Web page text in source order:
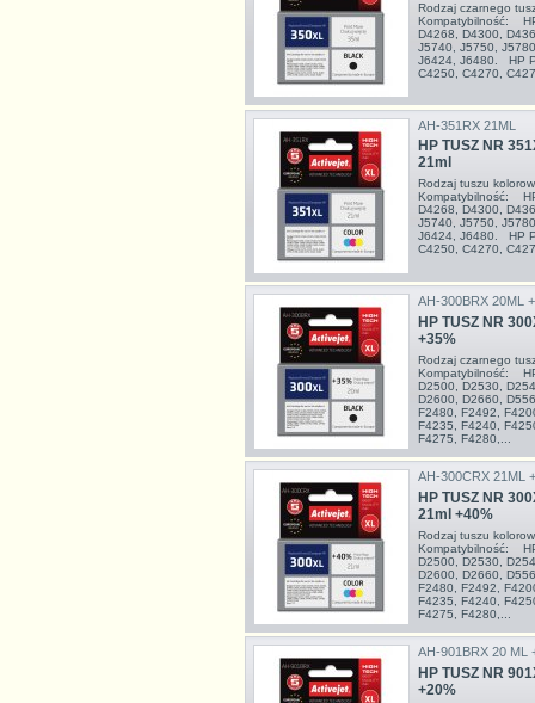
Rodzaj czarnego
Kompatybilność:
D4268, D4300,
J5740, J5750,
J6424, J6480. HP
C4250, C4270,
AH-351RX 21ML
HP TUSZ NR
21ml
Rodzaj tuszu
Kompatybilność:
D4268, D4300,
J5740, J5750,
J6424, J6480. HP
C4250, C4270,
AH-300BRX 20ML
HP TUSZ NR
+35%
Rodzaj czarnego
Kompatybilność:
D2500, D2530,
D2600, D2660,
F2480, F2492,
F4235, F4240,
F4275, F4280,...
AH-300CRX 21ML
HP TUSZ NR
21ml +40%
Rodzaj tuszu
Kompatybilność:
D2500, D2530,
D2600, D2660,
F2480, F2492,
F4235, F4240,
F4275, F4280,...
AH-901BRX 20 ML
HP TUSZ NR
+20%